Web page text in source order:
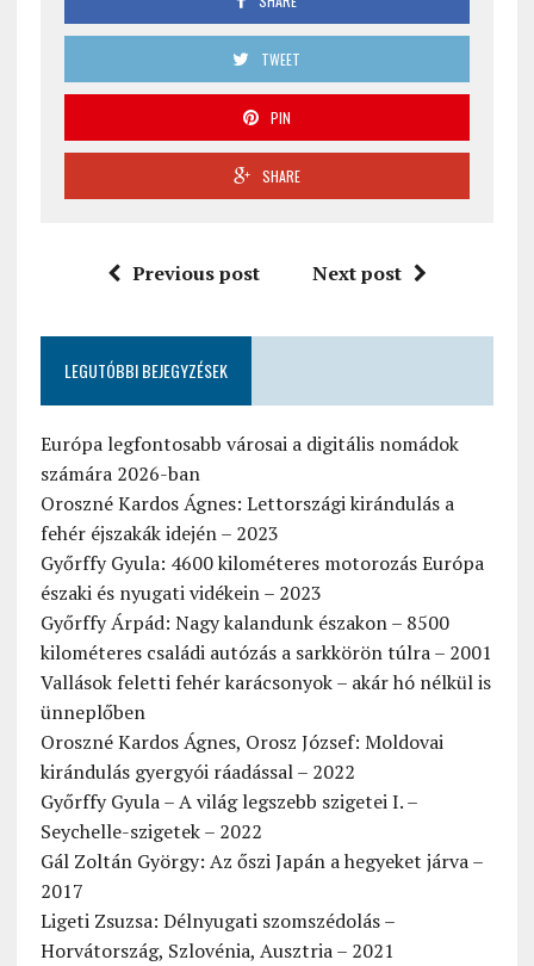
TWEET
PIN
SHARE
Previous post Next post
LEGUTÓBBI BEJEGYZÉSEK
Európa legfontosabb városai a digitális nomádok
számára 2026-ban
Oroszné Kardos Ágnes: Lettországi kirándulás a
fehér éjszakák idején – 2023
Győrffy Gyula: 4600 kilométeres motorozás Európa
északi és nyugati vidékein – 2023
Győrffy Árpád: Nagy kalandunk északon – 8500
kilométeres családi autózás a sarkkörön túlra – 2001
Vallások feletti fehér karácsonyok – akár hó nélkül is
ünneplőben
Oroszné Kardos Ágnes, Orosz József: Moldovai
kirándulás gyergyói ráadással – 2022
Győrffy Gyula – A világ legszebb szigetei I. –
Seychelle-szigetek – 2022
Gál Zoltán György: Az őszi Japán a hegyeket járva –
2017
Ligeti Zsuzsa: Délnyugati szomszédolás –
Horvátország, Szlovénia, Ausztria – 2021